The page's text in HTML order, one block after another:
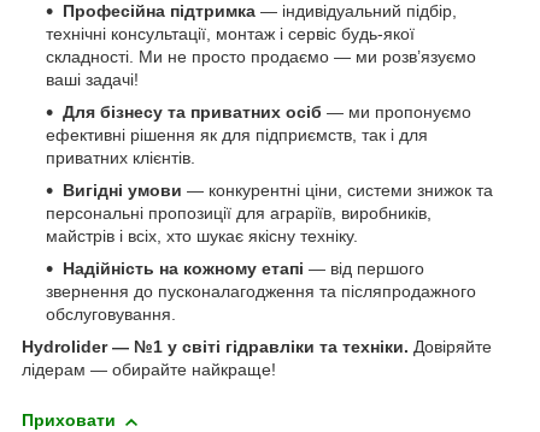
Професійна підтримка — індивідуальний підбір,
технічні консультації, монтаж і сервіс будь-якої
складності. Ми не просто продаємо — ми розв’язуємо
ваші задачі!
Для бізнесу та приватних осіб — ми пропонуємо
ефективні рішення як для підприємств, так і для
приватних клієнтів.
Вигідні умови — конкурентні ціни, системи знижок та
персональні пропозиції для аграріїв, виробників,
майстрів і всіх, хто шукає якісну техніку.
Надійність на кожному етапі — від першого
звернення до пусконалагодження та післяпродажного
обслуговування.
Hydrolider — №1 у світі гідравліки та техніки. Довіряйте
лідерам — обирайте найкраще!
Приховати